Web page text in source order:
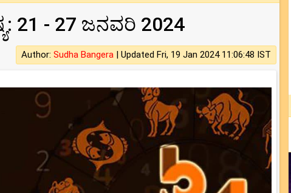
21 - 27 ಜನವರಿ 2024
Author: Sudha Bangera | Updated Fri, 19 Jan 2024 11:06:48 IST